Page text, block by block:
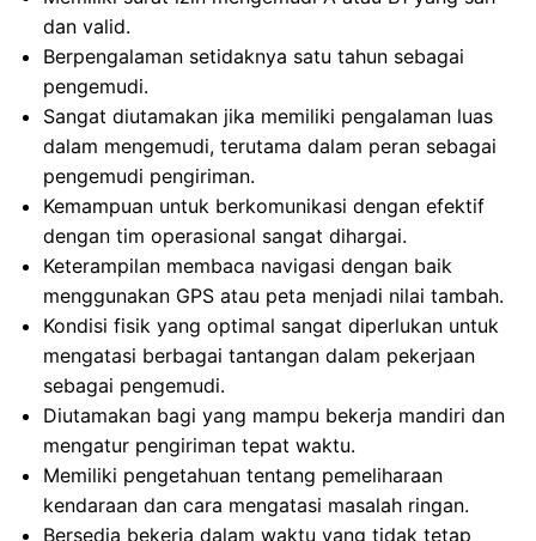
dan valid.
Berpengalaman setidaknya satu tahun sebagai
pengemudi.
Sangat diutamakan jika memiliki pengalaman luas
dalam mengemudi, terutama dalam peran sebagai
pengemudi pengiriman.
Kemampuan untuk berkomunikasi dengan efektif
dengan tim operasional sangat dihargai.
Keterampilan membaca navigasi dengan baik
menggunakan GPS atau peta menjadi nilai tambah.
Kondisi fisik yang optimal sangat diperlukan untuk
mengatasi berbagai tantangan dalam pekerjaan
sebagai pengemudi.
Diutamakan bagi yang mampu bekerja mandiri dan
mengatur pengiriman tepat waktu.
Memiliki pengetahuan tentang pemeliharaan
kendaraan dan cara mengatasi masalah ringan.
Bersedia bekerja dalam waktu yang tidak tetap